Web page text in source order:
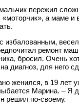
пережил
«моторчик», а маме и
избалованным,
ремонт
бросил. Очень
диагноз, для него
женился, в 19 лет
Марина. – Я
решил по-своему.